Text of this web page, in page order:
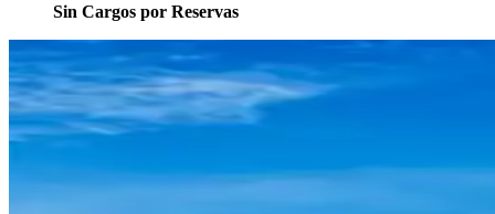
Sin Cargos por Reservas